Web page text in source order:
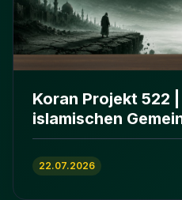
Koran Projekt 522
islamischen
ʿImrān 86-102
22.07.2026